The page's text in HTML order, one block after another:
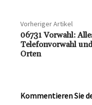
Vorheriger Artikel
06731 Vorwahl:
Telefonvorwahl
Orten
Kommentieren Sie